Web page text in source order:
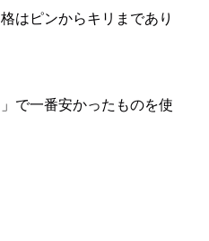
はピンからキリまであり
で一番安かったものを使